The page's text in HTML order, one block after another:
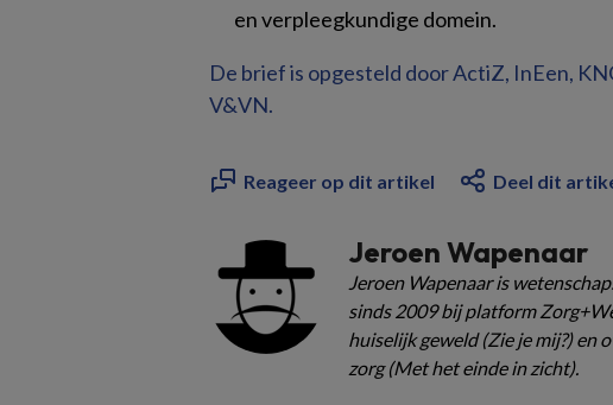
en verpleegkundige domein.
De brief is opgesteld door ActiZ, InEen,
V&VN.
Reageer op dit artikel Deel dit
Jeroen Wapenaar
Jeroen Wapenaar is
sinds 2009 bij platform
huiselijk geweld (Zie je mij?) en
zorg (Met het einde in zicht).